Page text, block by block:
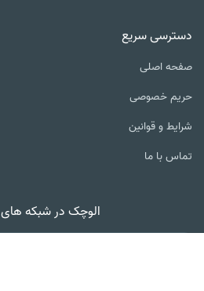
دسترسی سریع
صفحه اصلی
حریم خصوصی
شرایط و قوانین
تماس با ما
الوچک در شبکه